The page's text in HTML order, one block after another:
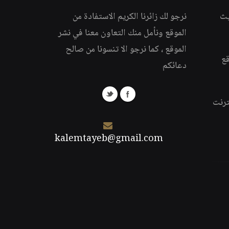
نرجو لك زائرنا الكريم الاستفادة من
الموقع ونأمل منك التعاون معنا في نشر
الموقع ، كما نرجو الا تنسونا من صالح
دعائكم
kalemtayeb@gmail.com